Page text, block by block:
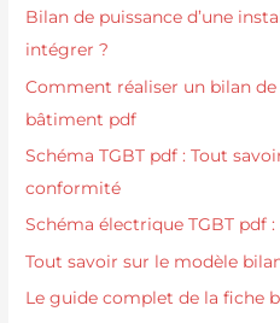
Bilan de puissance d’une
intégrer ?
Comment réaliser un bilan
bâtiment pdf
Schéma TGBT pdf : Tout
conformité
Schéma électrique TGBT pdf
Tout savoir sur le modèle
Le guide complet de la fiche